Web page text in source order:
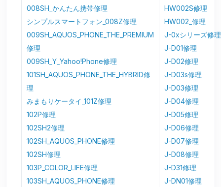
008SH_かんたん携帯修理
シンプルスマートフォン_008Z修理
009SH_AQUOS_PHONE_THE_PREMIUM
修理
009SH_Y_Yahoo!Phone修理
101SH_AQUOS_PHONE_THE_HYBRID修
理
みまもりケータイ_101Z修理
102P修理
102SH2修理
102SH_AQUOS_PHONE修理
102SH修理
103P_COLOR_LIFE修理
103SH_AQUOS_PHONE修理
HW002S修理
HW002_修理
J-0xシリーズ修理
J-D01修理
J-D02修理
J-D03s修理
J-D03修理
J-D04修理
J-D05修理
J-D06修理
J-D07修理
J-D08修理
J-D31修理
J-DN01修理